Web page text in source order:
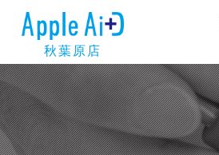
秋葉原店